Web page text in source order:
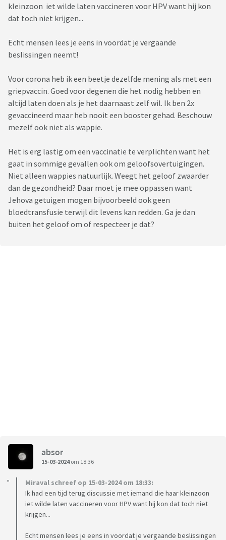
kleinzoon iet wilde laten vaccineren voor HPV want hij kon
dat toch niet krijgen...
Echt mensen lees je eens in voordat je vergaande
beslissingen neemt!
Voor corona heb ik een beetje dezelfde mening als met een
griepvaccin. Goed voor degenen die het nodig hebben en
altijd laten doen als je het daarnaast zelf wil. Ik ben 2x
gevaccineerd maar heb nooit een booster gehad. Beschouw
mezelf ook niet als wappie.
Het is erg lastig om een vaccinatie te verplichten want het
gaat in sommige gevallen ook om geloofsovertuigingen.
Niet alleen wappies natuurlijk. Weegt het geloof zwaarder
dan de gezondheid? Daar moet je mee oppassen want
Jehova getuigen mogen bijvoorbeeld ook geen
bloedtransfusie terwijl dit levens kan redden. Ga je dan
buiten het geloof om of respecteer je dat?
absor
15-03-2024om 18:36
Miraval schreef op 15-03-2024 om 18:33:
Ik had een tijd terug discussie met iemand die haar kleinzoon
iet wilde laten vaccineren voor HPV want hij kon dat toch niet
krijgen...
Echt mensen lees je eens in voordat je vergaande beslissingen